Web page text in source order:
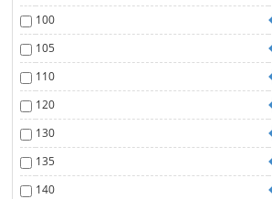
100
105
110
120
130
135
140